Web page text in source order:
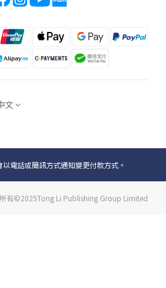
文
電話或簡訊方式通知變更付款方式。
有©2025Tong Li Publishing Group Limited